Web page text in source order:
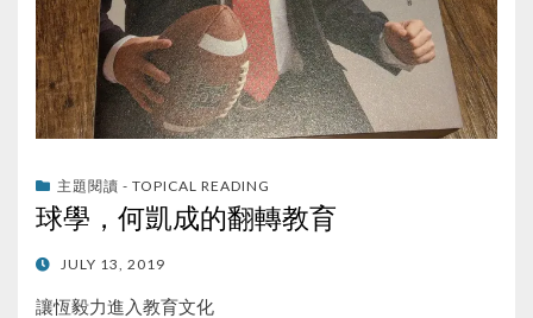
主題閱讀 - TOPICAL READING
球學，何凱成的翻轉教育
POSTEDJULY 13, 2019
讓恆毅力進入教育文化